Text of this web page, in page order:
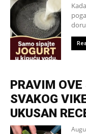
PRAVIM
SVAKOG
UKUSAN